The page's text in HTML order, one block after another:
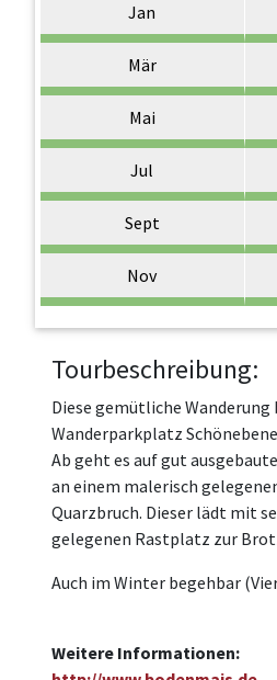
Jan
Mär
Mai
Jul
Sept
Nov
Tourbeschreibung:
Diese gemütliche
Wanderparkplatz
Ab geht es auf gut
an einem malerisch
Quarzbruch. Dieser lädt mit
gelegenen Rastplatz zur
Auch im Winter begehbar
Weitere Informationen: